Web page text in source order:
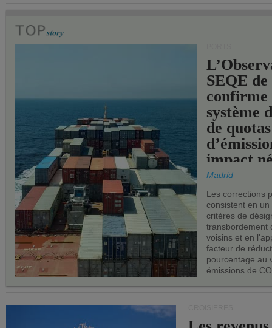
SEQE de
confirme
système
de quotas
impact
les ports
Madrid
Les corrections
consistent en
critères de
transbordement
voisins et en
facteur de
pourcentage au
émissions de